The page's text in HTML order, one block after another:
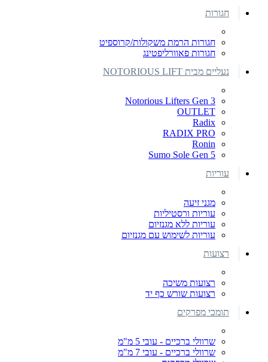
חגורות
חגורות הרמת משקולות/קרוספיט
חגורות פאוורליפטינג
נעליים מבית NOTORIOUS LIFT
Notorious Lifters Gen 3
OUTLET
Radix
RADIX PRO
Ronin
Sumo Sole Gen 5
עוריות
מגני זיעה
עוריות ורסטיליות
עוריות ללא מגנזיום
עוריות לשימוש עם מגנזיום
רצועות
רצועות משיכה
רצועות שורש כף יד
תומכי מפרקים
שרוולי ברכיים - עובי 5 מ"מ
שרוולי ברכיים - עובי 7 מ"מ